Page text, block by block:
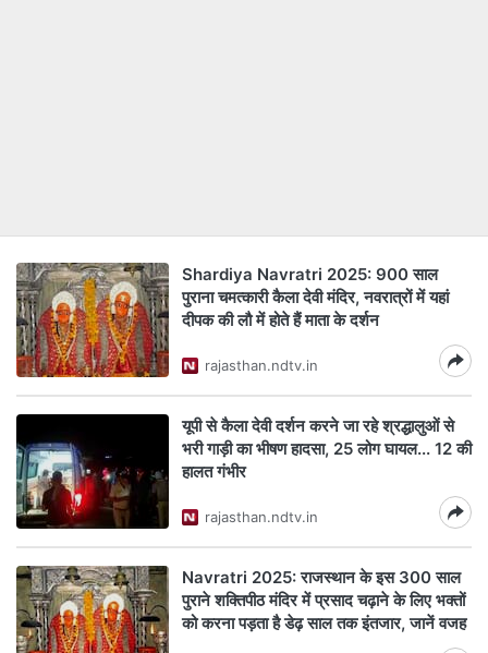
Shardiya Navratri 2025: 900 साल
पुराना चमत्कारी कैला देवी मंदिर, नवरात्रों में यहां
दीपक की लौ में होते हैं माता के दर्शन
rajasthan.ndtv.in
यूपी से कैला देवी दर्शन करने जा रहे श्रद्धालुओं से
भरी गाड़ी का भीषण हादसा, 25 लोग घायल... 12 की
हालत गंभीर
rajasthan.ndtv.in
Navratri 2025: राजस्थान के इस 300 साल
पुराने शक्तिपीठ मंदिर में प्रसाद चढ़ाने के लिए भक्तों
को करना पड़ता है डेढ़ साल तक इंतजार, जानें वजह